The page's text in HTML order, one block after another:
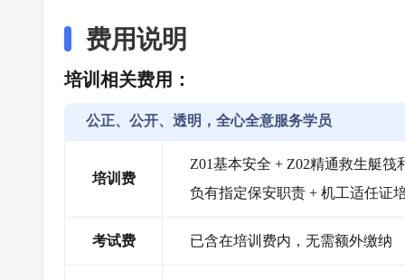
费用说明
培训相关费用：
公正、公开、透明，全心全意服务学员
培训费
Z01基本安全 + Z02精通救生艇筏
负有指定保安职责 + 机工适任证
考试费 已含在培训费内，无需额外缴纳